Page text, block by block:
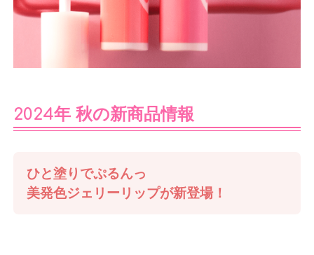
2024年 秋の新商品情報
ひと塗りでぷるんっ
美発色ジェリーリップが新登場！